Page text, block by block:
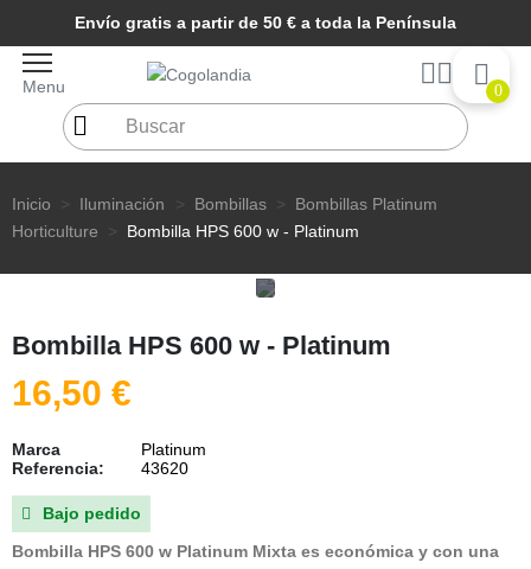
Envío gratis a partir de 50 € a toda la Península
Menu 0
Inicio Iluminación Bombillas
Bombillas Platinum
Horticulture
Bombilla HPS 600 w - Platinum
Bombilla HPS 600 w - Platinum
16,50 €
Marca
Platinum
Referencia:
43620

Bajo pedido
Bombilla HPS 600 w Platinum Mixta es económica y con una